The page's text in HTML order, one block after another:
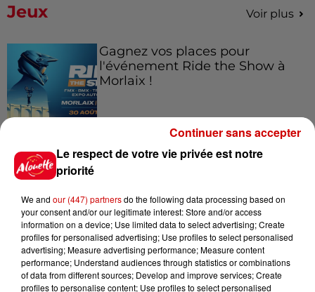
Jeux Voir plus
Gagnez vos places pour
l'événement Ride the Show à
Morlaix !
festival Marché Gourmand 2026
Le Duel - Gagnez vos entrées
pour l'un des zoos de nos
régions !
Le respect de votre vie privée est notre
priorité
We and our (447) partnersdo the following data processing based on
your consent and/or our legitimate interest: Store and/or access
information on a device; Use limited data to select advertising; Create
profiles for personalised advertising; Use profiles to select personalised
advertising; Measure advertising performance; Measure content
performance; Understand audiences through statistics or combinations
of data from different sources; Develop and improve services; Create
profiles to personalise content; Use profiles to select personalised
Continuer sans accepter